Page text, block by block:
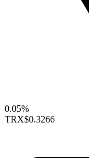
0.05%
TRX$0.3266